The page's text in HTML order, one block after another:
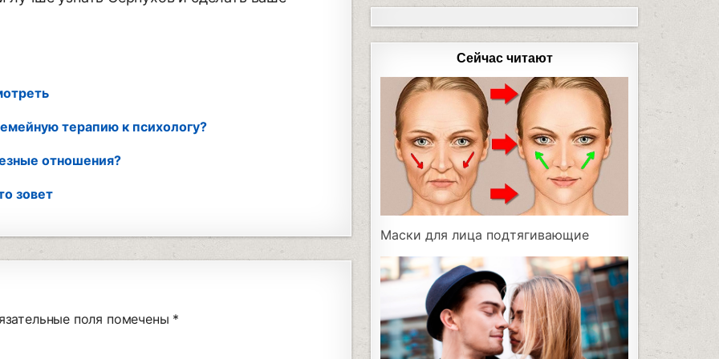
терапию к психологу?
отношения?
зовет
поля помечены *
Сейчас читают
Маски для лица подтягивающие